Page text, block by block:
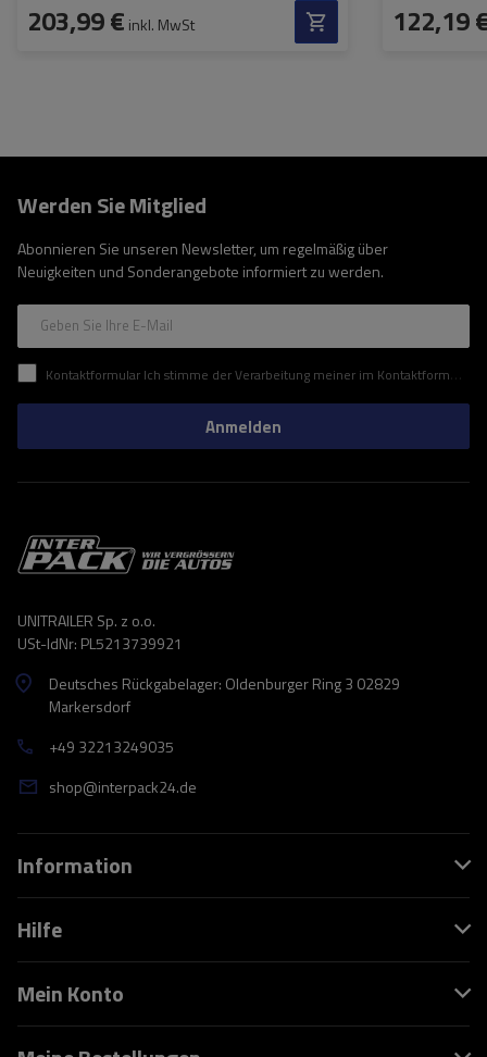
203,99 € inkl. MwSt 122,19
Werden Sie Mitglied
Abonnieren Sie unseren Newsletter, um regelmäßig über
Neuigkeiten und Sonderangebote informiert zu werden.
Geben Sie Ihre E-Mail
Kontaktformular Ich stimme der Verarbeitung meiner im Kontaktformular enthaltenen personenbezogenen Daten gemäß der Verordnung (EU) des Europäischen Parlaments und des Rates zu.
Anmelden
UNITRAILER Sp. z o.o.
USt-IdNr: PL5213739921
Deutsches Rückgabelager: Oldenburger Ring 3 02829
Markersdorf
+49 32213249035
shop@interpack24.de
Information
Hilfe
Mein Konto